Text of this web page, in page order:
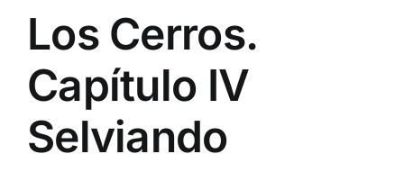
Los Cerros.
Capítulo IV
Selviando